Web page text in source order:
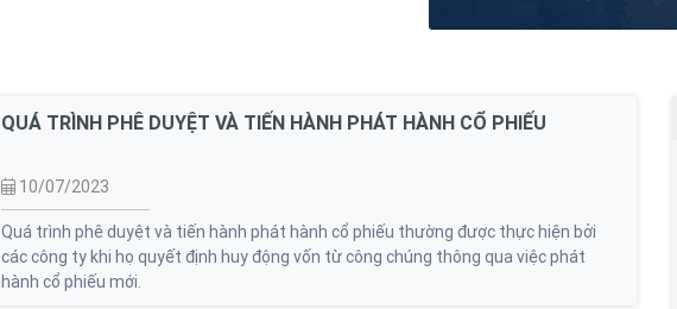
QUÁ TRÌNH PHÊ DUYỆT VÀ TIẾN HÀNH PHÁT HÀNH CỔ PHIẾU
10/07/2023
Quá trình phê duyệt và tiến hành phát hành cổ phiếu thường được thực hiện bởi
các công ty khi họ quyết định huy động vốn từ công chúng thông qua việc phát
hành cổ phiếu mới.